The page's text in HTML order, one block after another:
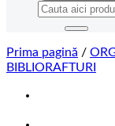
Caută
Prima pagină /
BIBLIORAFTURI